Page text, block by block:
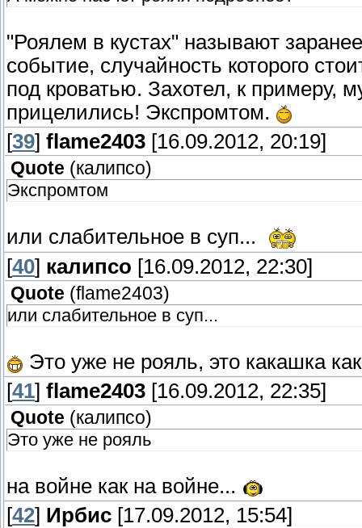
"Роялем в кустах" называют
событие, случайность которого
под кроватью. Захотел, к примеру,
прицелились! Экспромтом.
[39] flame2403 [16.09.2012, 20:19]
Quote (калипсо)
Экспромтом
или слабительное в суп...
[40] калипсо [16.09.2012, 22:30]
Quote (flame2403)
или слабительное в суп...
Это уже не рояль, это какашка
[41] flame2403 [16.09.2012, 22:35]
Quote (калипсо)
Это уже не рояль
на войне как на войне...
[42] Ирбис [17.09.2012, 15:54]